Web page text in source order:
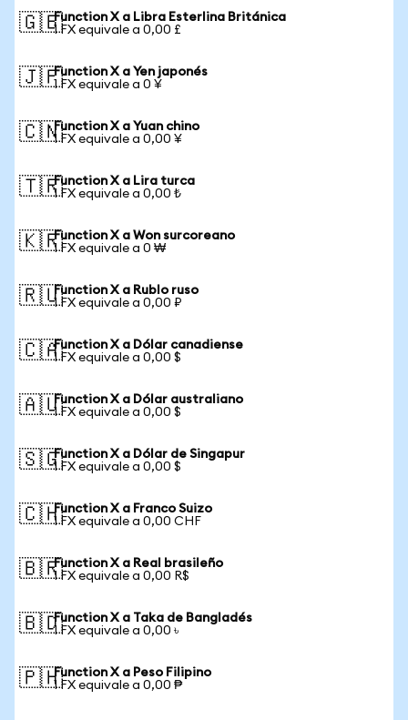
🇬🇧Function X a Libra Esterlina Británica
1 FX equivale a 0,00 £
🇯🇵Function X a Yen japonés
1 FX equivale a 0 ¥
🇨🇳Function X a Yuan chino
1 FX equivale a 0,00 ¥
🇹🇷Function X a Lira turca
1 FX equivale a 0,00 ₺
🇰🇷Function X a Won surcoreano
1 FX equivale a 0 ₩
🇷🇺Function X a Rublo ruso
1 FX equivale a 0,00 ₽
🇨🇦Function X a Dólar canadiense
1 FX equivale a 0,00 $
🇦🇺Function X a Dólar australiano
1 FX equivale a 0,00 $
🇸🇬Function X a Dólar de Singapur
1 FX equivale a 0,00 $
🇨🇭Function X a Franco Suizo
1 FX equivale a 0,00 CHF
🇧🇷Function X a Real brasileño
1 FX equivale a 0,00 R$
🇧🇩Function X a Taka de Bangladés
1 FX equivale a 0,00 ৳
🇵🇭Function X a Peso Filipino
1 FX equivale a 0,00 ₱